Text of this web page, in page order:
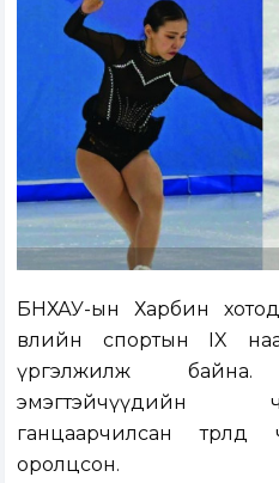
БНХАУ-ын Харбин
өвлийн спортын IX
үргэлжилж
эмэгтэйчүүдийн
ганцаарчилсан
оролцсон.